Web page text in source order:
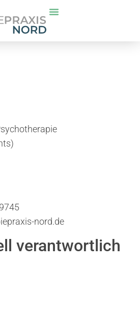
nord.de
verantwortlich